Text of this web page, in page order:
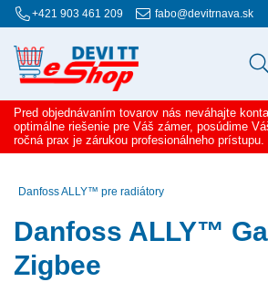
+421 903 461 209 fabo@devitrnava.sk
Pred objednávaním tovarov nás neváhajte
optimálne riešenie pre Váš zámer, posúdime
ročná prax je zárukou profesionálneho prístupu.
Danfoss ALLY™ pre radiátory
Danfoss ALLY™
Zigbee